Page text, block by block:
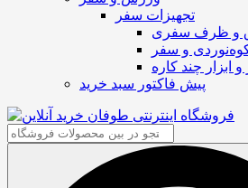
تجهیزات سفر
و ظرف سفری
و سفر
ابزار چند کاره
پیش فاکتور سبد خرید